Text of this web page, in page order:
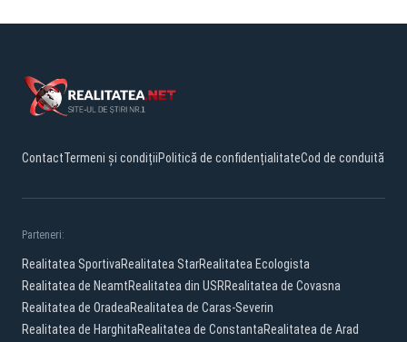
ContactTermeni și condițiiPolitică de confidențialitateCod de conduită
Parteneri:
Realitatea SportivaRealitatea StarRealitatea Ecologista
Realitatea de NeamtRealitatea din USRRealitatea de Covasna
Realitatea de OradeaRealitatea de Caras-Severin
Realitatea de HarghitaRealitatea de ConstantaRealitatea de Arad